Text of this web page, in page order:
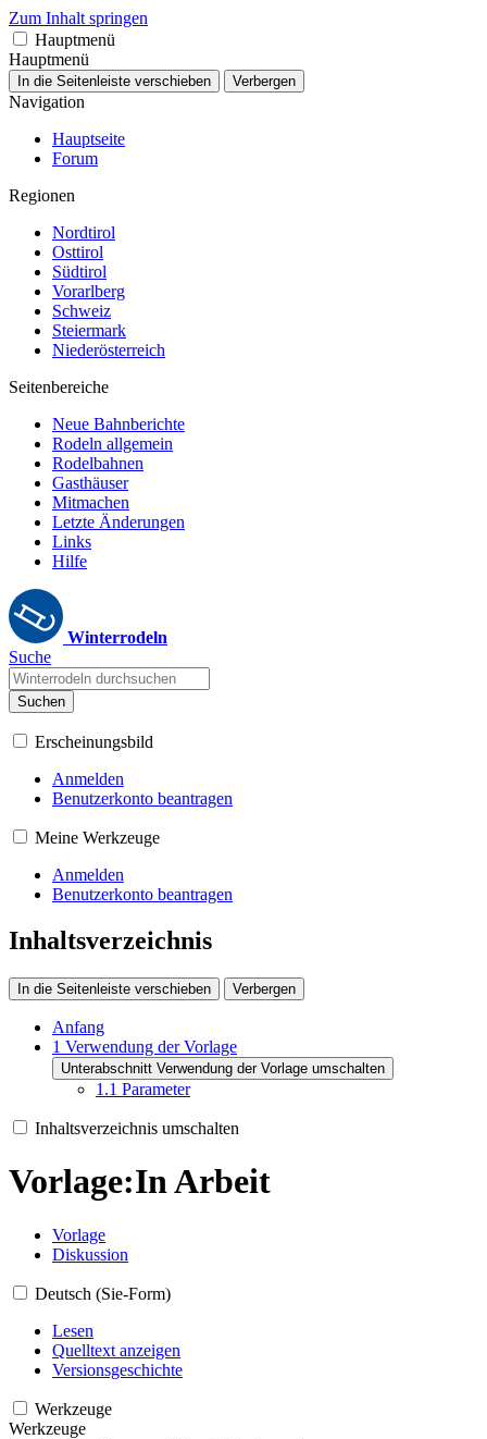
Zum Inhalt springen
Hauptmenü
Hauptmenü
In die Seitenleiste verschieben Verbergen
Navigation
Hauptseite
Forum
Regionen
Nordtirol
Osttirol
Südtirol
Vorarlberg
Schweiz
Steiermark
Niederösterreich
Seitenbereiche
Neue Bahnberichte
Rodeln allgemein
Rodelbahnen
Gasthäuser
Mitmachen
Letzte Änderungen
Links
Hilfe
Winterrodeln
Suche
Suchen
Erscheinungsbild
Anmelden
Benutzerkonto beantragen
Meine Werkzeuge
Anmelden
Benutzerkonto beantragen
Inhaltsverzeichnis
In die Seitenleiste verschieben Verbergen
Anfang
1 Verwendung der Vorlage
Unterabschnitt Verwendung der Vorlage umschalten
1.1 Parameter
Inhaltsverzeichnis umschalten
Vorlage:In Arbeit
Vorlage
Diskussion
Deutsch (Sie-Form)
Lesen
Quelltext anzeigen
Versionsgeschichte
Werkzeuge
Werkzeuge